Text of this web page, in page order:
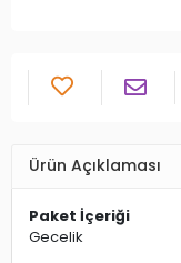
Ürün Açıklaması
Paket İçeriği
Gecelik